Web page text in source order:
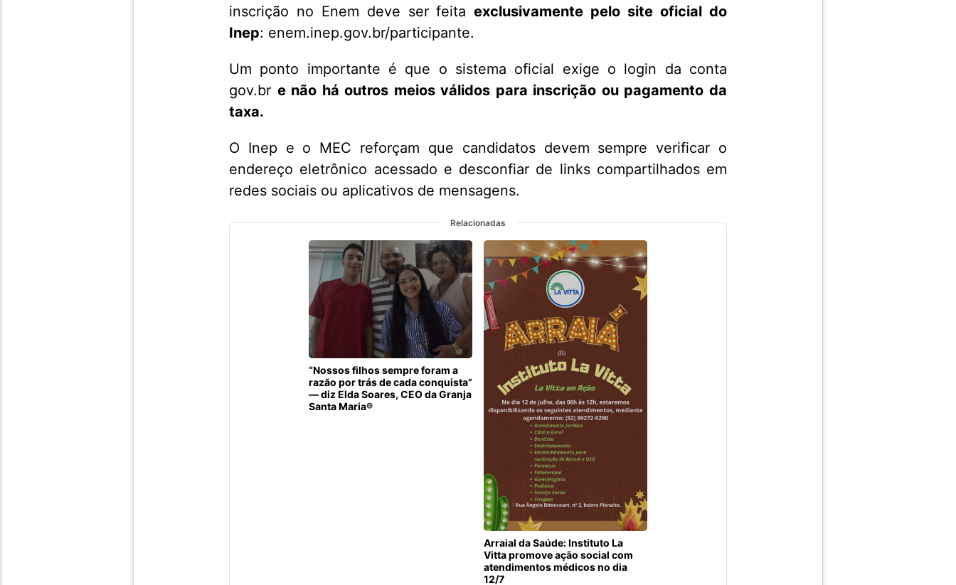
inscrição no Enem deve ser feitaexclusivamente pelo site oficial do
Inep: enem.inep.gov.br/participante.
Um ponto importante é que o sistema oficial exige o login da conta
gov.br e não há outros meios válidos para inscrição ou pagamento da
taxa.
O Inep e o MEC reforçam que candidatos devem sempre verificar o
endereço eletrônico acessado e desconfiar de links compartilhados em
redes sociais ou aplicativos de mensagens.
Relacionadas
“Nossos filhos sempre foram a
razão por trás de cada conquista”
— diz Elda Soares, CEO da Granja
Santa Maria®
Arraial da Saúde: Instituto La
Vitta promove ação social com
atendimentos médicos no dia
12/7